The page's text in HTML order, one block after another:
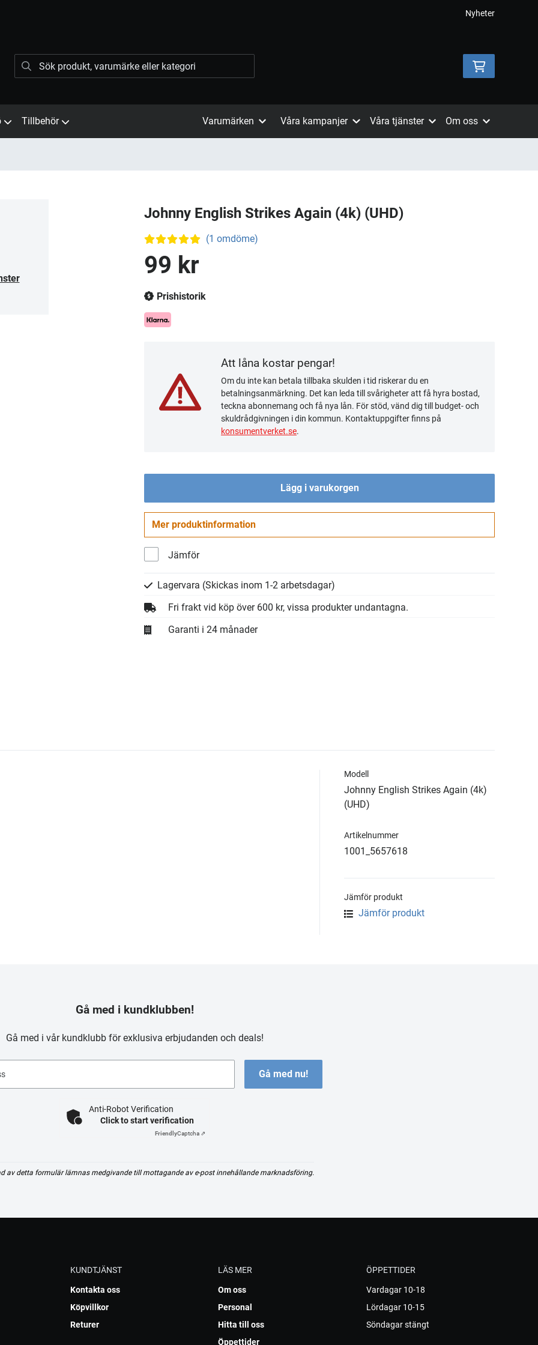
Nyheter
Tillbehör Varumärken Våra kampanjer Våra tjänster Om oss
Johnny English Strikes Again (4k) (UHD)
(1 omdöme)
99 kr
Prishistorik
Att låna kostar pengar!
Om du inte kan betala tillbaka skulden i tid riskerar du en
betalningsanmärkning. Det kan leda till svårigheter att få hyra bostad,
teckna abonnemang och få nya lån. För stöd, vänd dig till budget- och
skuldrådgivningen i din kommun. Kontaktuppgifter finns på
konsumentverket.se.
Lägg i varukorgen
Mer produktinformation
Jämför
Lagervara (Skickas inom 1-2 arbetsdagar)
Fri frakt vid köp över 600 kr, vissa produkter undantagna.
Garanti i 24 månader
Modell
Johnny English Strikes Again (4k)
(UHD)
Artikelnummer
1001_5657618
Jämför produkt
Jämför produkt
Gå med i kundklubben!
Gå med i vår kundklubb för exklusiva erbjudanden och deals!
Gå med nu!
Anti-Robot Verification
Click to start verification
FriendlyCaptcha ⇗
av detta formulär lämnas medgivande till mottagande av e-post innehållande marknadsföring.
KUNDTJÄNST
Kontakta oss
Köpvillkor
Returer
LÄS MER
Om oss
Personal
Hitta till oss
Öppettider
ÖPPETTIDER
Vardagar 10-18
Lördagar 10-15
Söndagar stängt